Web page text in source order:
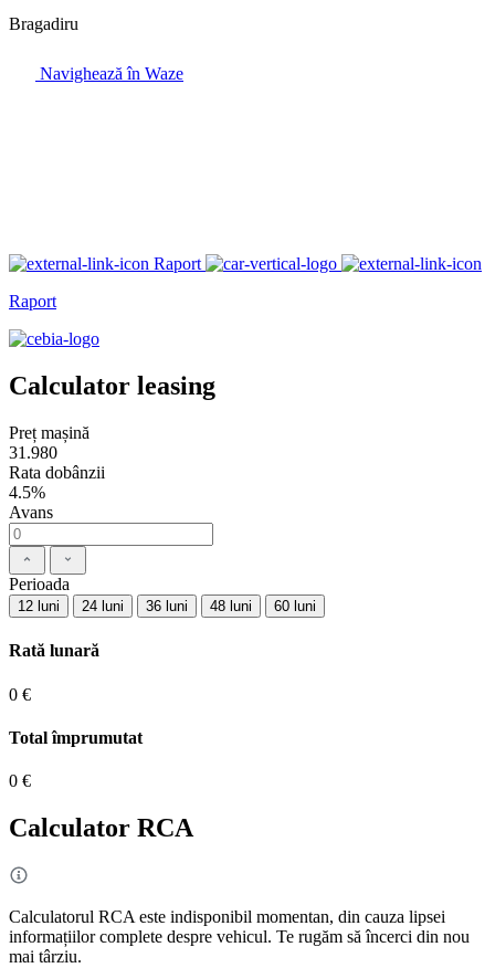
Bragadiru
Navighează în Waze
Raport
Raport
Calculator leasing
Preț mașină
31.980
Rata dobânzii
4.5%
Avans
Perioada
12 luni 24 luni 36 luni 48 luni 60 luni
Rată lunară
0 €
Total împrumutat
0 €
Calculator RCA
Calculatorul RCA este indisponibil momentan, din cauza lipsei
informațiilor complete despre vehicul. Te rugăm să încerci din nou
mai târziu.